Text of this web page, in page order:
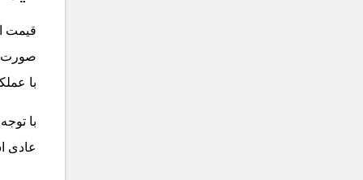
قیمت
صورت
با
با
عادی